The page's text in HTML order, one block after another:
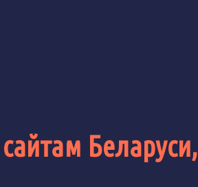
Беларуси,